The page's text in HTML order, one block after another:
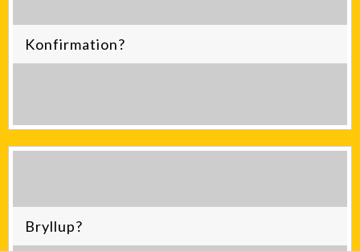
Konfirmation?
Bryllup?